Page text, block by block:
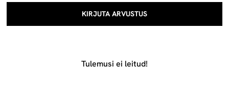
KIRJUTA ARVUSTUS
Tulemusi ei leitud!